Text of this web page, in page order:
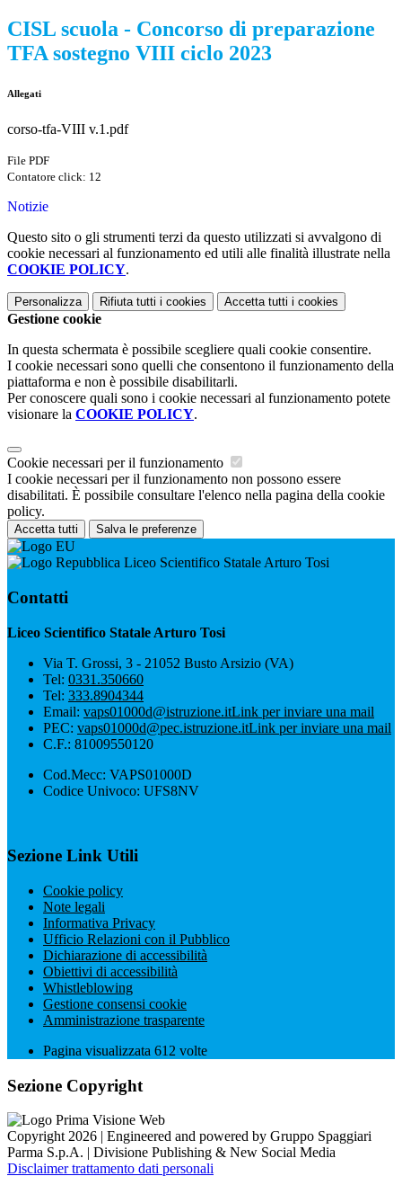
CISL scuola - Concorso di preparazione
TFA sostegno VIII ciclo 2023
Allegati
corso-tfa-VIII v.1.pdf
File PDF
Contatore click: 12
Notizie
Questo sito o gli strumenti terzi da questo utilizzati si avvalgono di
cookie necessari al funzionamento ed utili alle finalità illustrate nella
COOKIE POLICY.
Personalizza Rifiuta tutti i cookies Accetta tutti i cookies
Gestione cookie
In questa schermata è possibile scegliere quali cookie consentire.
I cookie necessari sono quelli che consentono il funzionamento della
piattaforma e non è possibile disabilitarli.
Per conoscere quali sono i cookie necessari al funzionamento potete
visionare la COOKIE POLICY.
Cookie necessari per il funzionamento
I cookie necessari per il funzionamento non possono essere
disabilitati. È possibile consultare l'elenco nella pagina della cookie
policy.
Accetta tutti Salva le preferenze
Liceo Scientifico Statale Arturo Tosi
Contatti
Liceo Scientifico Statale Arturo Tosi
Via T. Grossi, 3 - 21052 Busto Arsizio (VA)
Tel: 0331.350660
Tel: 333.8904344
Email: vaps01000d@istruzione.itLink per inviare una mail
PEC: vaps01000d@pec.istruzione.itLink per inviare una mail
C.F.: 81009550120
Cod.Mecc: VAPS01000D
Codice Univoco: UFS8NV
Sezione Link Utili
Cookie policy
Note legali
Informativa Privacy
Ufficio Relazioni con il Pubblico
Dichiarazione di accessibilità
Obiettivi di accessibilità
Whistleblowing
Gestione consensi cookie
Amministrazione trasparente
Pagina visualizzata 612 volte
Sezione Copyright
Copyright 2026 | Engineered and powered by Gruppo Spaggiari
Parma S.p.A. | Divisione Publishing & New Social Media
Disclaimer trattamento dati personali